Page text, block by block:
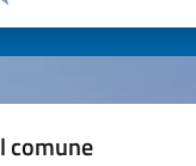
5 stelle su 5
4 stelle su 5
su 5
su 5
5
comune